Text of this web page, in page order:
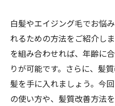
白髪やエイジング毛でお悩
れるための方法をご紹介し
を組み合わせれば、年齢に
りが可能です。さらに、髪
髪を手に入れましょう。今
の使い方や、髪質改善方法